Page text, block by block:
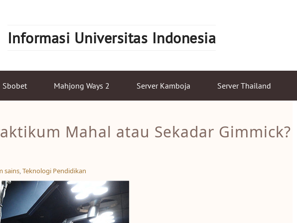
Informasi Universitas Indonesia
Sbobet Mahjong Ways 2 Server Kamboja Server Thailand
Mahal atau Sekadar Gimmick?
sains,Teknologi Pendidikan